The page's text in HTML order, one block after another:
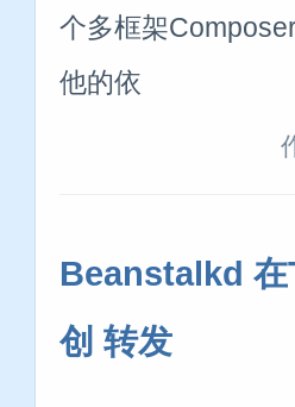
个多框架
他的依
Beanstalkd
创 转发